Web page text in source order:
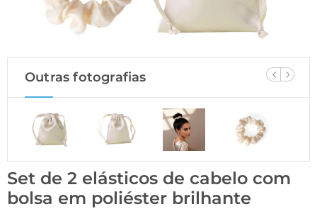
Outras fotografias
Set de 2 elásticos de cabelo com
bolsa em poliéster brilhante